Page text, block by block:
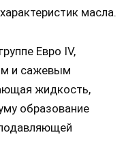
масла.
Евро IV,
и сажевым
жидкость,
образование